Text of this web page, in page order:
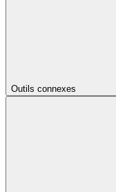
Outils connexes